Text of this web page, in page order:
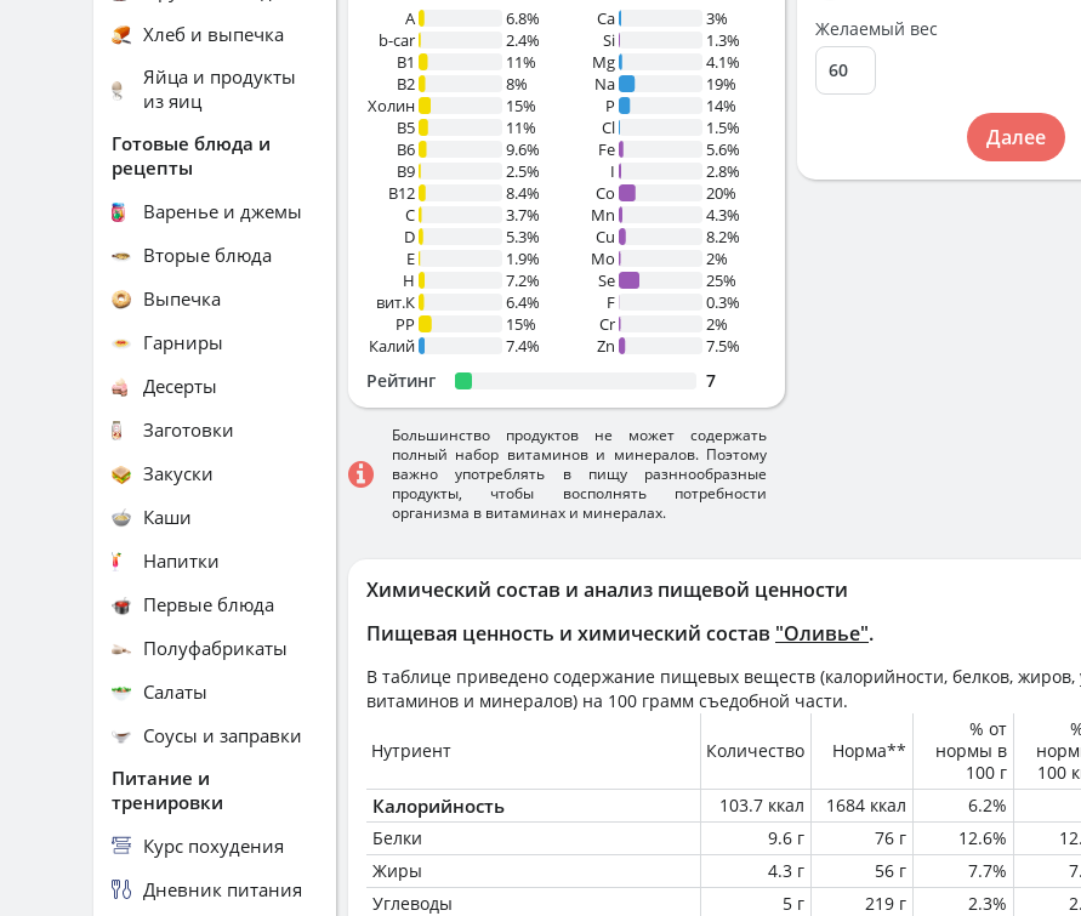
Химический состав и анализ пищевой ценности
Пищевая ценность и химический состав "Оливье".
В таблице приведено содержание пищевых веществ (калорийности, белков, жиров,
витаминов и минералов) на 100 грамм съедобной части.
Нутриент Количество Норма**
% от
нормы в
100 г
100
Калорийность 103.7 ккал 1684 ккал 6.2%
Белки
9.6 г 76 г 12.6%
Жиры
4.3 г 56 г 7.7%
Углеводы
5 г 219 г 2.3%
A
6.8%
b-car
2.4%
В1
11%
B2
8%
Холин
15%
B5
11%
B6
9.6%
B9
2.5%
B12
8.4%
C
3.7%
D
5.3%
E
1.9%
H
7.2%
вит.К
6.4%
PP
15%
Калий
7.4%
Ca
3%
Si
1.3%
Mg
4.1%
Na
19%
P
14%
Cl
1.5%
Fe
5.6%
I
2.8%
Co
20%
Mn
4.3%
Cu
8.2%
Mo
2%
Se
25%
F
0.3%
Cr
2%
Zn
7.5%
Рейтинг 7
Большинство продуктов не может содержать
полный набор витаминов и минералов. Поэтому
важно употреблять в пищу разннообразные
продукты, чтобы восполнять потребности
организма в витаминах и минералах.
Желаемый вес
Далее
Хлеб и выпечка
Яйца и продукты
из яиц
Готовые блюда и
рецепты
Варенье и джемы
Вторые блюда
Выпечка
Гарниры
Десерты
Заготовки
Закуски
Каши
Напитки
Первые блюда
Полуфабрикаты
Салаты
Соусы и заправки
Питание и
тренировки
Курс похудения
Дневник питания